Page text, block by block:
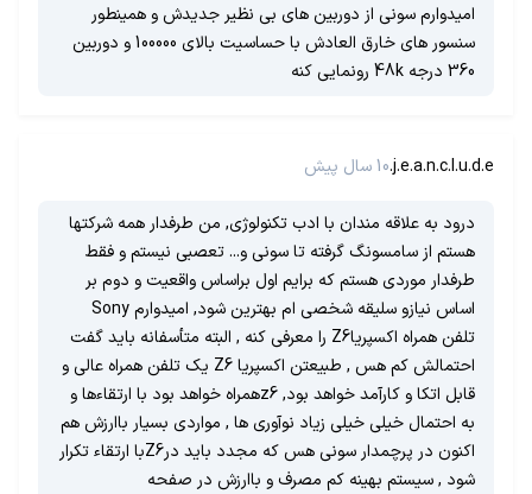
امیدوارم سونی از دوربین های بی نظیر جدیدش و همینطور
سنسور های خارق العادش با حساسیت بالای 100000 و دوربین
360 درجه 48k رونمایی کنه
j.e.a.n.c.l.u.d.e.10 سال پیش
درود به علاقه مندان با ادب تکنولوژی, من طرفدار همه شرکتها
هستم از سامسونگ گرفته تا سونی و... تعصبی نیستم و فقط
طرفدار موردی هستم که برایم اول براساس واقعیت و دوم بر
اساس نیازو سلیقه شخصی ام بهترین شود, امیدوارم Sony
تلفن همراه اکسپریاZ6 را معرفی کنه , البته متأسفانه باید گفت
احتمالش کم هس , طبیعتن اکسپریا Z6 یک تلفن همراه عالی و
قابل اتکا و کارآمد خواهد بود, z6همراه خواهد بود با ارتقاءها و
به احتمال خیلی خیلی زیاد نوآوری ها , مواردی بسیار باارزش هم
اکنون در پرچمدار سونی هس که مجدد باید درZ6با ارتقاء تکرار
شود , سیستم بهینه کم مصرف و باارزش در صفحه